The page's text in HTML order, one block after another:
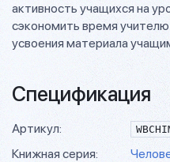
активность учащихся на
сэкономить время
усвоения материала
Спецификация
Артикул:
Книжная серия: